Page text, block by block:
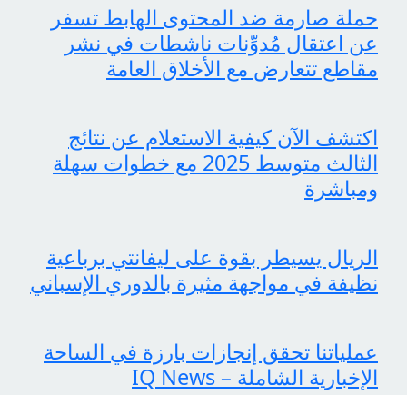
حملة صارمة ضد المحتوى الهابط تسفر
عن اعتقال مُدوِّنات ناشطات في نشر
مقاطع تتعارض مع الأخلاق العامة
اكتشف الآن كيفية الاستعلام عن نتائج
الثالث متوسط 2025 مع خطوات سهلة
ومباشرة
الريال يسيطر بقوة على ليفانتي برباعية
نظيفة في مواجهة مثيرة بالدوري الإسباني
عملياتنا تحقق إنجازات بارزة في الساحة
الإخبارية الشاملة – IQ News